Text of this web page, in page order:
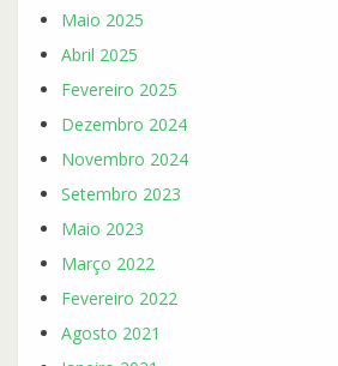
Maio 2025
Abril 2025
Fevereiro 2025
Dezembro 2024
Novembro 2024
Setembro 2023
Maio 2023
Março 2022
Fevereiro 2022
Agosto 2021